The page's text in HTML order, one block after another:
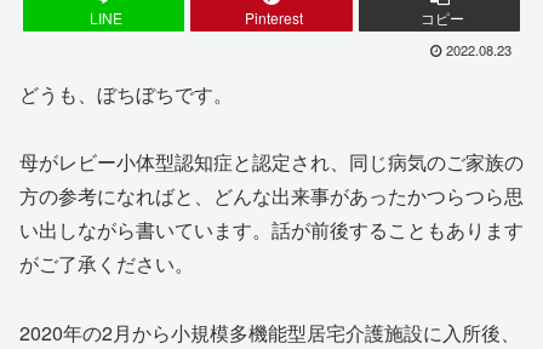
LINE Pinterest コピー
2022.08.23
どうも、ぼちぼちです。
母がレビー小体型認知症と認定され、同じ病気のご家族の
方の参考になればと、どんな出来事があったかつらつら思
い出しながら書いています。話が前後することもあります
がご了承ください。
2020年の2月から小規模多機能型居宅介護施設に入所後、